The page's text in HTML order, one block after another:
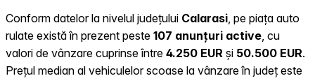
Conform datelor la nivelul județului Calarasi , pe piața auto
rulate există în prezent peste 107 anunțuri active , cu
valori de vânzare cuprinse între 4.250 EUR și 50.500 EUR.
Prețul median al vehiculelor scoase la vânzare în județ este